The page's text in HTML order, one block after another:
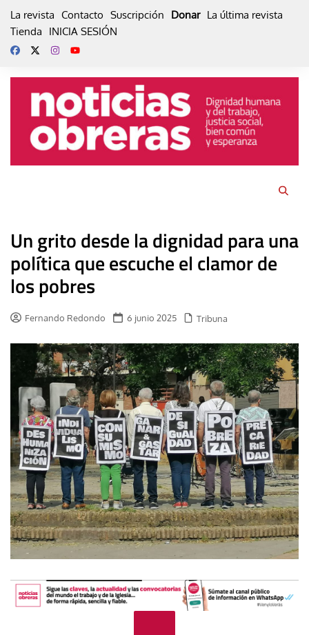
La revista Contacto Suscripción Donar La última revista
Tienda
INICIA SESIÓN
Un grito desde la dignidad para una
política que escuche el clamor de
los pobres
Fernando Redondo 6 junio 2025 Tribuna